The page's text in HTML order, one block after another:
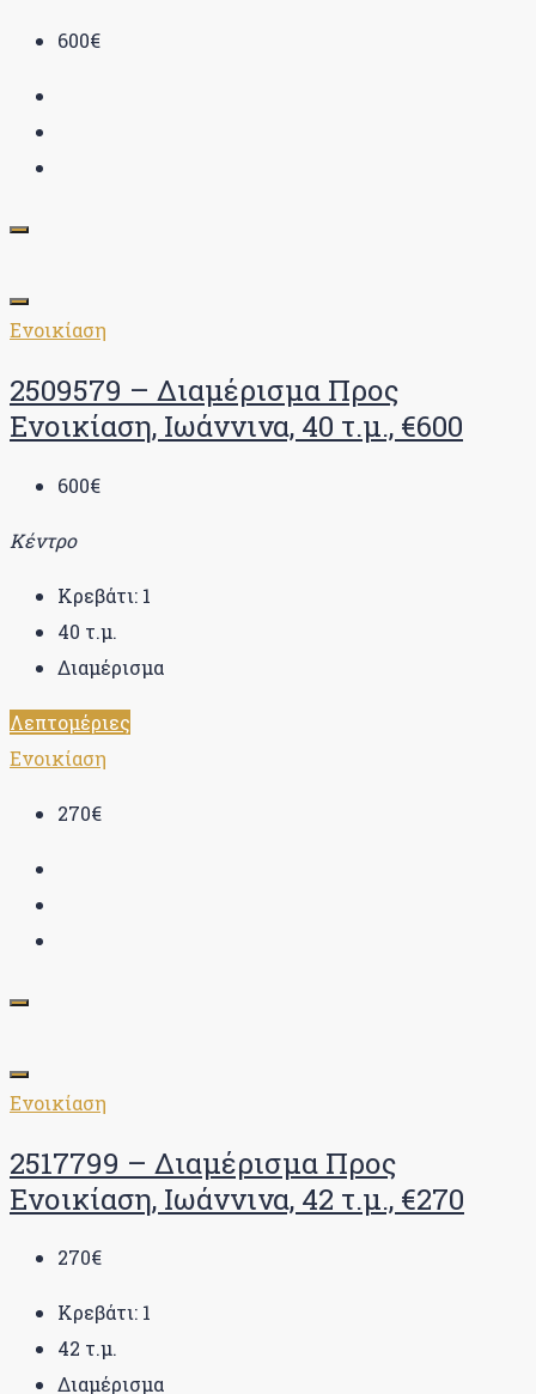
600€
Ενοικίαση
2509579 – Διαμέρισμα Προς
Ενοικίαση, Ιωάννινα, 40 τ.μ., €600
600€
Κέντρο
Κρεβάτι: 1
40 τ.μ.
Διαμέρισμα
Λεπτομέριες
Ενοικίαση
270€
Ενοικίαση
2517799 – Διαμέρισμα Προς
Ενοικίαση, Ιωάννινα, 42 τ.μ., €270
270€
Κρεβάτι: 1
42 τ.μ.
Διαμέρισμα